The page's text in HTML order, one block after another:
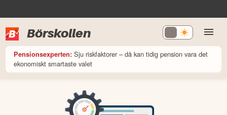
Börskollen
Pensionsexperten: Sju riskfaktorer – då kan tidig pension vara det
ekonomiskt smartaste valet